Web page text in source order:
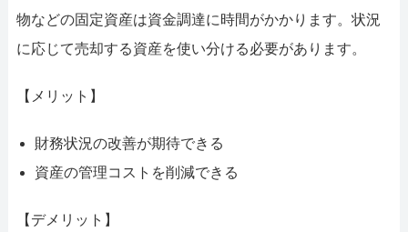
物などの固定資産は資金調達に時間がかかります。状況
に応じて売却する資産を使い分ける必要があります。
【メリット】
財務状況の改善が期待できる
資産の管理コストを削減できる
【デメリット】